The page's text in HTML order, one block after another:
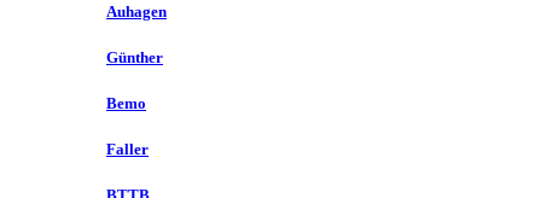
Auhagen
Günther
Bemo
Faller